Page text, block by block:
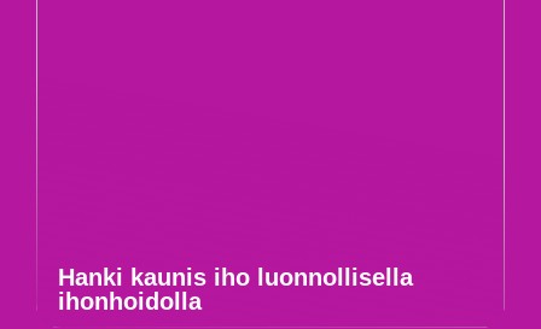
Hanki kaunis iho luonnollisella
ihonhoidolla